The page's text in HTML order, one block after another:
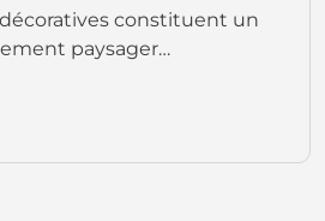
constituent un
paysager…